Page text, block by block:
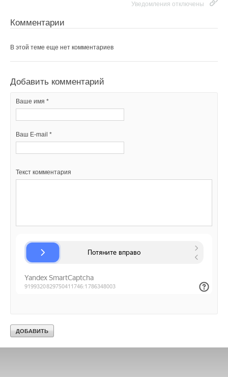
Уведомления отключены
Комментарии
В этой теме еще нет комментариев
Добавить комментарий
Ваше имя *
Ваш E-mail *
Текст комментария